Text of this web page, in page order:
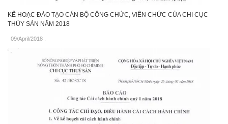
KẾ HOẠC ĐÀO TẠO CÁN BỘ CÔNG CHỨC, VIÊN CHỨC CỦA CHI CỤC
THỦY SẢN NĂM 2018
09/April/2018